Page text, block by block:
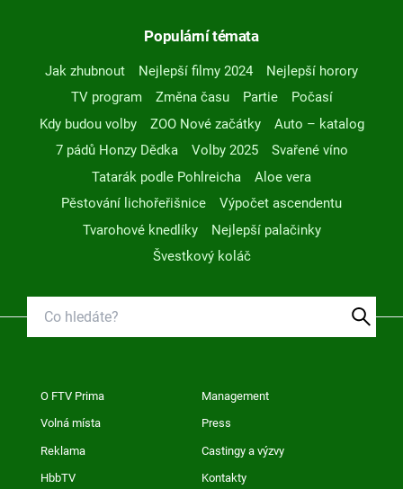
Populární témata
Jak zhubnout Nejlepší filmy 2024
Nejlepší horory
TV program
Změna času Partie
Počasí
Kdy budou volby
ZOO Nové začátky
Auto – katalog
7 pádů Honzy Dědka
Volby 2025
Svařené víno
Tatarák podle Pohlreicha
Aloe vera
Pěstování lichořeřišnice
Výpočet ascendentu
Tvarohové knedlíky
Nejlepší palačinky
Švestkový koláč
O FTV Prima Management
Volná místa Press
Reklama Castingy a výzvy
HbbTV Kontakty